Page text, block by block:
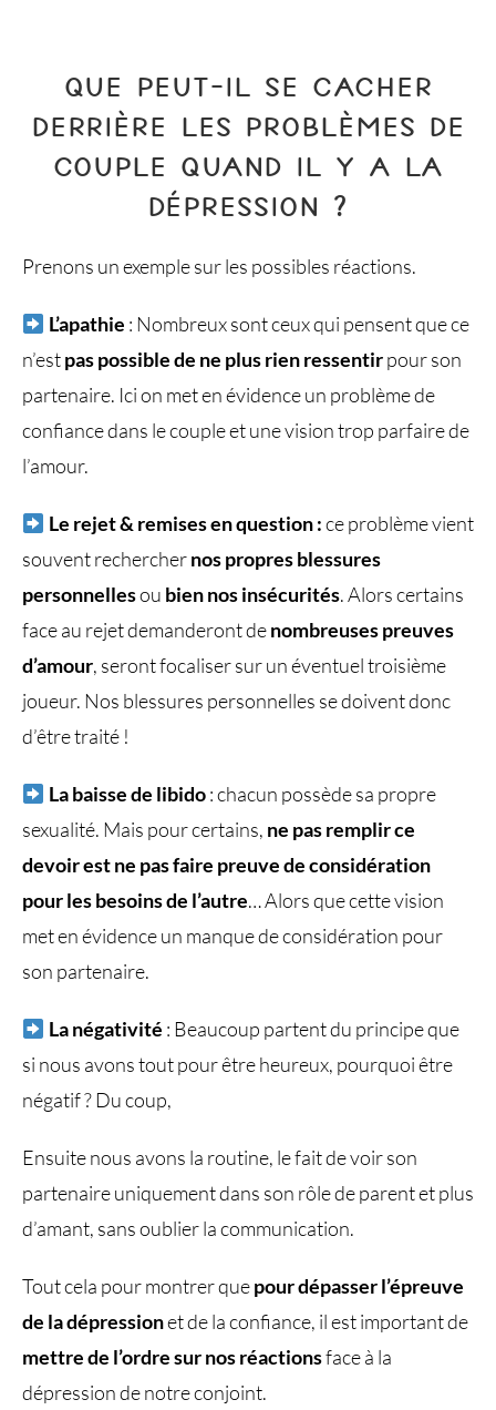
QUE PEUT-IL SE CACHER
DERRIÈRE LES PROBLÈMES DE
COUPLE QUAND IL Y A LA
DÉPRESSION ?
Prenons un exemple sur les possibles réactions.
L’apathie : Nombreux sont ceux qui pensent que ce
n’estpas possible de ne plus rien ressentirpour son
partenaire. Ici on met en évidence un problème de
confiance dans le couple et une vision trop parfaire de
l’amour.
Le rejet & remises en question :ce problème vient
souvent recherchernos propres blessures
personnellesou bien nos insécurités. Alors certains
face au rejet demanderont denombreuses preuves
d’amour, seront focaliser sur un éventuel troisième
joueur. Nos blessures personnelles se doivent donc
d’être traité !
La baisse de libido: chacun possède sa propre
sexualité. Mais pour certains, ne pas remplir ce
devoir est ne pas faire preuve de considération
pour les besoins de l’autre… Alors que cette vision
met en évidence un manque de considération pour
son partenaire.
La négativité : Beaucoup partent du principe que
si nous avons tout pour être heureux, pourquoi être
négatif ? Du coup,
Ensuite nous avons la routine, le fait de voir son
partenaire uniquement dans son rôle de parent et plus
d’amant, sans oublier la communication.
Tout cela pour montrer quepour dépasser l’épreuve
de la dépressionet de la confiance, il est important de
mettre de l’ordre sur nos réactionsface à la
dépression de notre conjoint.